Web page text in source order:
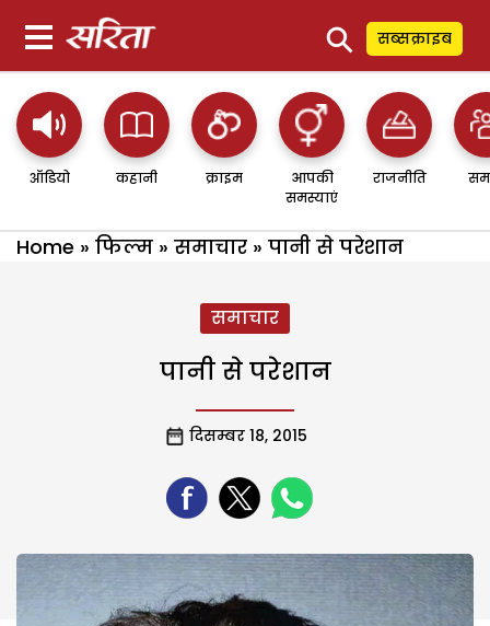
⚲ सब्सक्राइब
ऑडियो कहानी क्राइम
आपकी
समस्याएं
राजनीति
Home » फिल्म » समाचार » पानी से परेशान
समाचार
पानी से परेशान
दिसम्बर 18, 2015